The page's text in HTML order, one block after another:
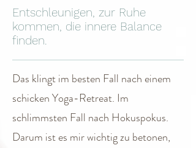
Entschleunigen, zur Ruhe
kommen, die innere Balance
finden.
Das klingt im besten Fall nach einem
schicken Yoga-Retreat. Im
schlimmsten Fall nach Hokuspokus.
Darum ist es mir wichtig zu betonen,